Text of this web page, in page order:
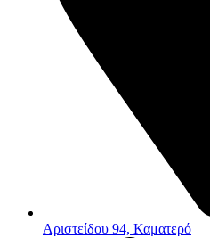
Αριστείδου 94, Καματερό